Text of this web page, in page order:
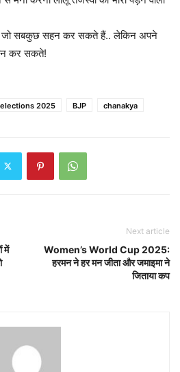
सबकुछ सहन कर सकते हैं.. लेकिन अपने
कर सकते!
2025 BJP chanakya
में
Next article
Women’s World Cup 2025:
हरमन ने हर मन जीता और जमाइमा ने
जिताया कप